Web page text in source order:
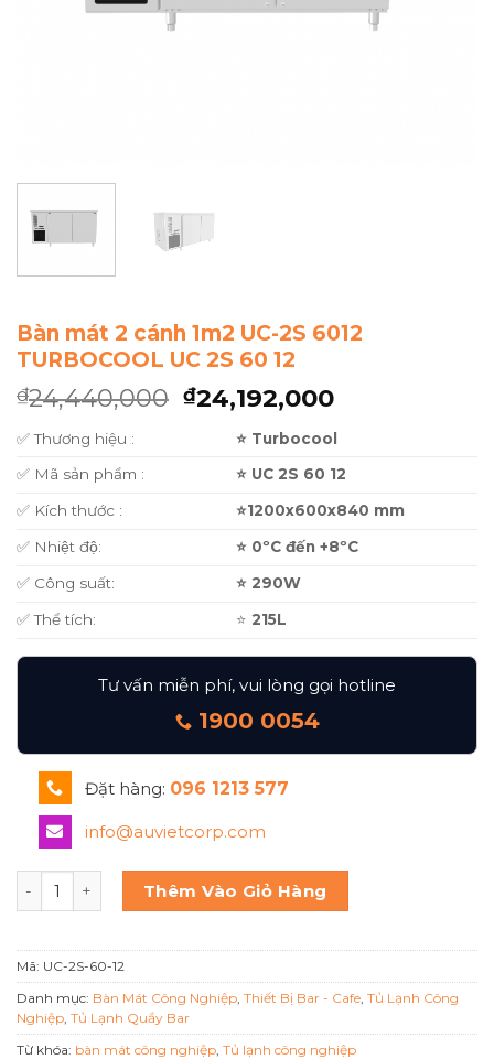
Bàn mát 2 cánh 1m2 UC-2S 6012
TURBOCOOL UC 2S 60 12
₫24,440,000 ₫24,192,000
✅ Thương hiệu :
⭐ Turbocool
✅ Mã sản phẩm :
⭐ UC 2S 60 12
✅ Kích thước : ⭐1200x600x840 mm
✅ Nhiệt độ: ⭐ 0ºC đến +8ºC
✅ Công suất: ⭐ 290W
✅ Thể tích: ⭐ 215L
Tư vấn miễn phí, vui lòng gọi hotline
1900 0054
Đặt hàng: 096 1213 577
info@auvietcorp.com
Bàn mát 2 cánh 1m2 UC-2S 6012 TURBOCOOL UC 2S 60
Thêm Vào Giỏ Hàng
Mã: UC-2S-60-12
Danh mục: Bàn Mát Công Nghiệp Thiết Bị Bar - Cafe Tủ Lạnh Công
Nghiệp Tủ Lạnh Quầy Bar
Từ khóa: bàn mát công nghiệp Tủ lạnh công nghiệp